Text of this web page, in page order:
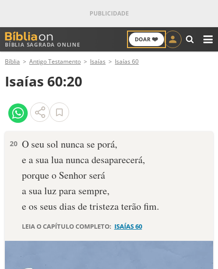
BÍBLIA SAGRADA ONLINE
DOAR ❤️
ANTIGO TESTAMENTO
NOVO TESTAMENTO
VERSÍCULOS
PALAVRA DO DIA
SALMO DO DIA
DEVOCIONAL DIÁRIO
Bíblia Antigo Testamento Isaías Isaías 60
Isaías 60:20
20 O seu sol nunca se porá,
e a sua lua nunca desaparecerá,
porque o Senhor será
a sua luz para sempre,
e os seus dias de tristeza terão fim.
LEIA O CAPÍTULO COMPLETO: ISAÍAS 60